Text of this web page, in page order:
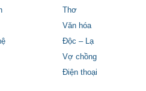
Thơ
Văn hóa
Độc – Lạ
Vợ chồng
Điện thoại